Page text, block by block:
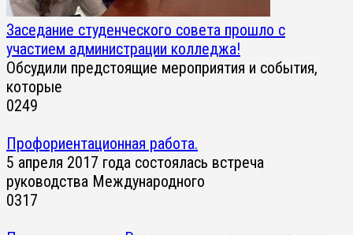
Заседание студенческого совета прошло с
участием администрации колледжа!
Обсудили предстоящие мероприятия и события,
которые
0249
Профориентационная работа.
5 апреля 2017 года состоялась встреча
руководства Международного
0317